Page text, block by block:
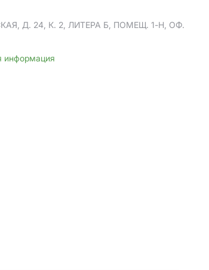
Д. 24, К. 2, ЛИТЕРА Б, ПОМЕЩ. 1-Н, ОФ.
информация